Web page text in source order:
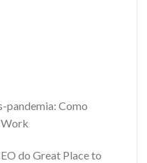
pandemia: Como
do Great Place to